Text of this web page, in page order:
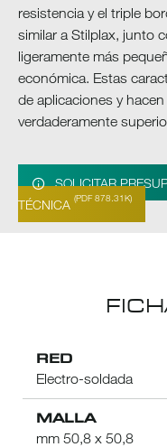
resistencia y el triple
similar a Stilplax, junto
ligeramente más
económica. Estas
de aplicaciones y
verdaderamente
SOLICITAR
TÉCNICA (PDF 878.31K)
RED
Electro-soldada
MALLA
mm 50,8 x 50,8